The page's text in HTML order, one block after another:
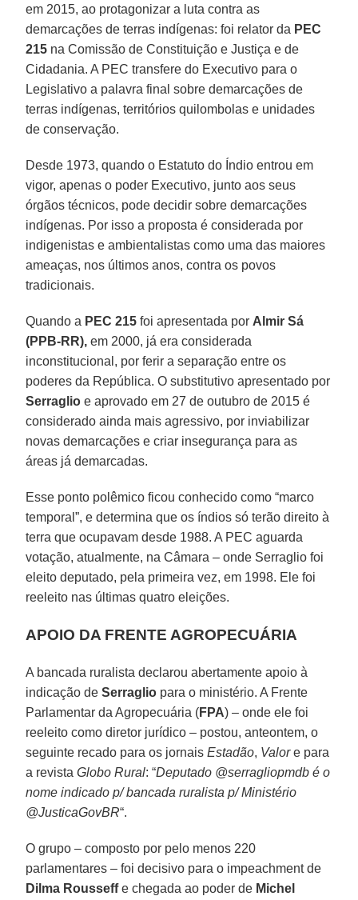
em 2015, ao protagonizar a luta contra as
demarcações de terras indígenas: foi relator da PEC
215 na Comissão de Constituição e Justiça e de
Cidadania. A PEC transfere do Executivo para o
Legislativo a palavra final sobre demarcações de
terras indígenas, territórios quilombolas e unidades
de conservação.
Desde 1973, quando o Estatuto do Índio entrou em
vigor, apenas o poder Executivo, junto aos seus
órgãos técnicos, pode decidir sobre demarcações
indígenas. Por isso a proposta é considerada por
indigenistas e ambientalistas como uma das maiores
ameaças, nos últimos anos, contra os povos
tradicionais.
Quando a PEC 215 foi apresentada por Almir Sá
(PPB-RR), em 2000, já era considerada
inconstitucional, por ferir a separação entre os
poderes da República. O substitutivo apresentado por
Serraglio e aprovado em 27 de outubro de 2015 é
considerado ainda mais agressivo, por inviabilizar
novas demarcações e criar insegurança para as
áreas já demarcadas.
Esse ponto polêmico ficou conhecido como “marco
temporal”, e determina que os índios só terão direito à
terra que ocupavam desde 1988. A PEC aguarda
votação, atualmente, na Câmara – onde Serraglio foi
eleito deputado, pela primeira vez, em 1998. Ele foi
reeleito nas últimas quatro eleições.
APOIO DA FRENTE AGROPECUÁRIA
A bancada ruralista declarou abertamente apoio à
indicação deSerraglio para o ministério. A Frente
Parlamentar da Agropecuária (FPA) – onde ele foi
reeleito como diretor jurídico – postou, anteontem, o
seguinte recado para os jornaisEstadão, Valore para
a revistaGlobo Rural: “Deputado @serragliopmdb é o
nome indicado p/ bancada ruralista p/ Ministério
@JusticaGovBR“.
O grupo – composto por pelo menos 220
parlamentares – foi decisivo para o impeachment de
Dilma Rousseffe chegada ao poder de Michel